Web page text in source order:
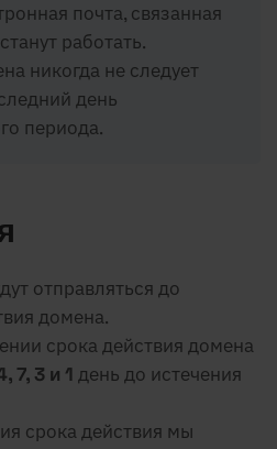
почта, связанная
работать.
никогда не следует
день
периода.
отправляться до
домена.
срока действия домена
7, 3 и 1 день до истечения
срока действия мы